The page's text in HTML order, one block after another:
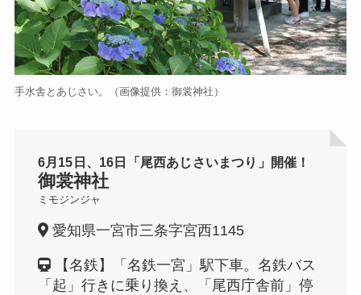
手水舎とあじさい。（画像提供：御裳神社）
6月15日、16日「尾西あじさいまつり」開催！
御裳神社
ミモジンジャ
愛知県一宮市三条字宮西1145
【名鉄】「名鉄一宮」駅下車。名鉄バス
「起」行きに乗り換え、「尾西庁舎前」停